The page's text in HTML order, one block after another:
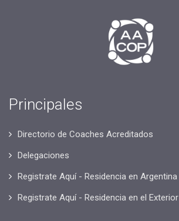
Principales
Directorio de Coaches Acreditados
Delegaciones
Registrate Aquí - Residencia en Argentina
Registrate Aquí - Residencia en el Exterior